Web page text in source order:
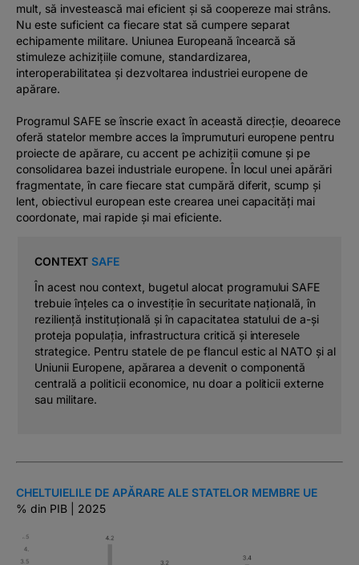
mult, să investească mai eficient și să coopereze mai strâns.
Nu este suficient ca fiecare stat să cumpere separat
echipamente militare. Uniunea Europeană încearcă să
stimuleze achizițiile comune, standardizarea,
interoperabilitatea și dezvoltarea industriei europene de
apărare.
Programul SAFE se înscrie exact în această direcție, deoarece
oferă statelor membre acces la împrumuturi europene pentru
proiecte de apărare, cu accent pe achiziții comune și pe
consolidarea bazei industriale europene. În locul unei apărări
fragmentate, în care fiecare stat cumpără diferit, scump și
lent, obiectivul european este crearea unei capacități mai
coordonate, mai rapide și mai eficiente.
CONTEXT SAFE
În acest nou context, bugetul alocat programului SAFE
trebuie înțeles ca o investiție în securitate națională, în
reziliență instituțională și în capacitatea statului de a-și
proteja populația, infrastructura critică și interesele
strategice. Pentru statele de pe flancul estic al NATO și al
Uniunii Europene, apărarea a devenit o componentă
centrală a politicii economice, nu doar a politicii externe
sau militare.
CHELTUIELILE DE APĂRARE ALE STATELOR MEMBRE UE
% din PIB | 2025